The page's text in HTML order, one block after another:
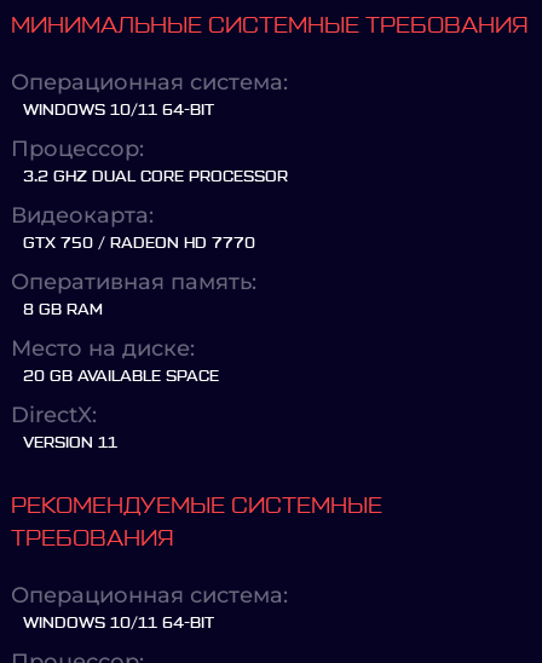
МИНИМАЛЬНЫЕ СИСТЕМНЫЕ ТРЕБОВАНИЯ
Операционная система:
WINDOWS 10/11 64-BIT
Процессор:
3.2 GHZ DUAL CORE PROCESSOR
Видеокарта:
GTX 750 / RADEON HD 7770
Оперативная память:
8 GB RAM
Место на диске:
20 GB AVAILABLE SPACE
DirectX:
VERSION 11
РЕКОМЕНДУЕМЫЕ СИСТЕМНЫЕ
ТРЕБОВАНИЯ
Операционная система:
WINDOWS 10/11 64-BIT